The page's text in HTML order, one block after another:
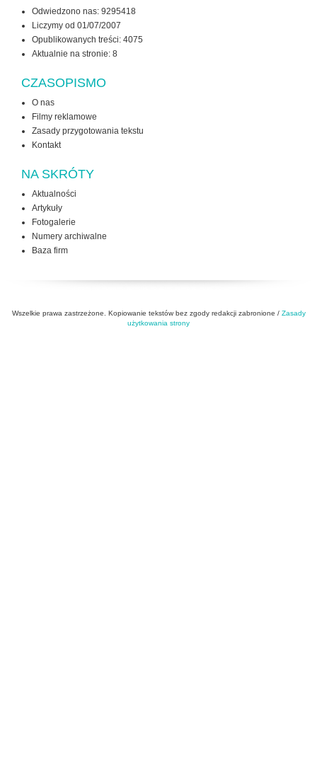
Odwiedzono nas: 9295418
Liczymy od 01/07/2007
Opublikowanych treści: 4075
Aktualnie na stronie: 8
CZASOPISMO
O nas
Filmy reklamowe
Zasady przygotowania tekstu
Kontakt
NA SKRÓTY
Aktualności
Artykuły
Fotogalerie
Numery archiwalne
Baza firm
Wszelkie prawa zastrzeżone. Kopiowanie tekstów bez zgody redakcji zabronione / Zasady
użytkowania strony